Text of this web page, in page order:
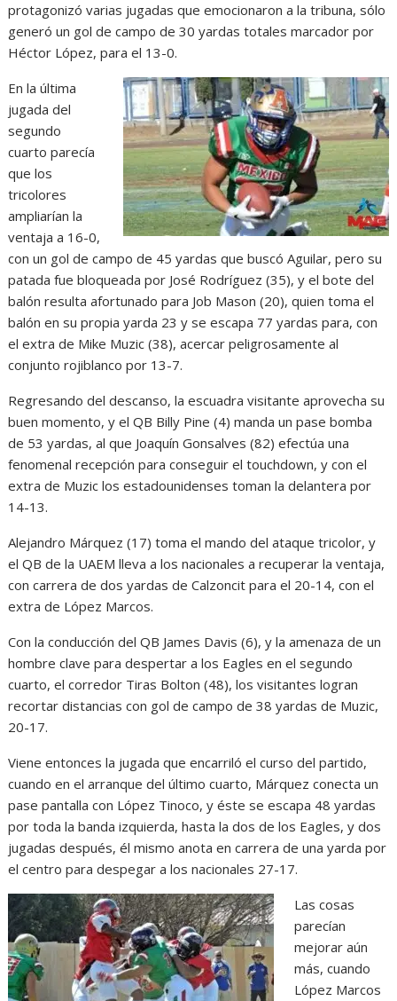
protagonizó varias jugadas que emocionaron a la tribuna, sólo
generó un gol de campo de 30 yardas totales marcador por
Héctor López, para el 13-0.
En la última
jugada del
segundo
cuarto parecía
que los
tricolores
ampliarían la
ventaja a 16-0,
con un gol de campo de 45 yardas que buscó Aguilar, pero su
patada fue bloqueada por José Rodríguez (35), y el bote del
balón resulta afortunado para Job Mason (20), quien toma el
balón en su propia yarda 23 y se escapa 77 yardas para, con
el extra de Mike Muzic (38), acercar peligrosamente al
conjunto rojiblanco por 13-7.
Regresando del descanso, la escuadra visitante aprovecha su
buen momento, y el QB Billy Pine (4) manda un pase bomba
de 53 yardas, al que Joaquín Gonsalves (82) efectúa una
fenomenal recepción para conseguir el touchdown, y con el
extra de Muzic los estadounidenses toman la delantera por
14-13.
Alejandro Márquez (17) toma el mando del ataque tricolor, y
el QB de la UAEM lleva a los nacionales a recuperar la ventaja,
con carrera de dos yardas de Calzoncit para el 20-14, con el
extra de López Marcos.
Con la conducción del QB James Davis (6), y la amenaza de un
hombre clave para despertar a los Eagles en el segundo
cuarto, el corredor Tiras Bolton (48), los visitantes logran
recortar distancias con gol de campo de 38 yardas de Muzic,
20-17.
Viene entonces la jugada que encarriló el curso del partido,
cuando en el arranque del último cuarto, Márquez conecta un
pase pantalla con López Tinoco, y éste se escapa 48 yardas
por toda la banda izquierda, hasta la dos de los Eagles, y dos
jugadas después, él mismo anota en carrera de una yarda por
el centro para despegar a los nacionales 27-17.
Las cosas
parecían
mejorar aún
más, cuando
López Marcos